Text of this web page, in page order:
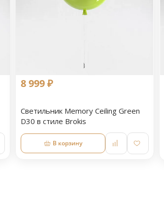
8 999 ₽
Светильник Memory Ceiling Green
D30 в стиле Brokis
В корзину